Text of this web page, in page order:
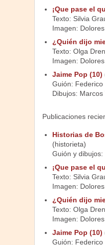
¡Que pase el
Texto: Silvia
Imagen:
¿Quién dijo
Texto: Olga
Imagen:
Jaime Pop (10)
Guión: Federico
Dibujos: Marcos
Publicaciones
Historias de
(historieta)
Guión y
¡Que pase el
Texto: Silvia
Imagen:
¿Quién dijo
Texto: Olga
Imagen:
Jaime Pop (10)
Guión: Federico